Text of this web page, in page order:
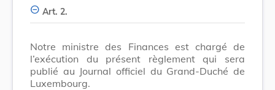
Art. 2.
Notre ministre des Finances est chargé de
l’exécution du présent règlement qui sera
publié au Journal officiel du Grand-Duché de
Luxembourg.